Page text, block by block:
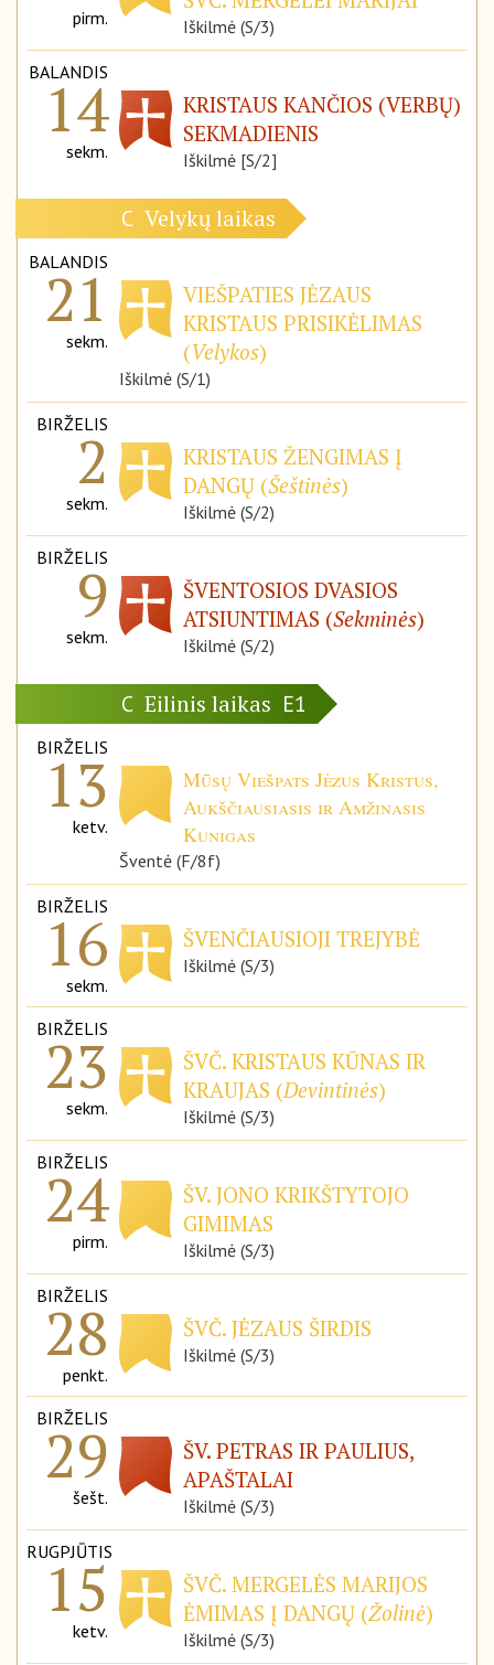
pirm. Iškilmė (S/3)
BALANDIS
14
sekm.
KRISTAUS KANČIOS (VERBŲ)
SEKMADIENIS
Iškilmė [S/2]
C Velykų laikas
BALANDIS
21
sekm.
VIEŠPATIES JĖZAUS
KRISTAUS PRISIKĖLIMAS
(Velykos)
Iškilmė (S/1)
BIRŽELIS
2
sekm.
KRISTAUS ŽENGIMAS Į
DANGŲ (Šeštinės)
Iškilmė (S/2)
BIRŽELIS
9
sekm.
ŠVENTOSIOS DVASIOS
ATSIUNTIMAS (Sekminės)
Iškilmė (S/2)
C Eilinis laikas E1
BIRŽELIS
13
ketv.
Mūsų Viešpats Jėzus Kristus,
Aukščiausiasis ir Amžinasis
Kunigas
Šventė (F/8f)
BIRŽELIS
16
sekm.
ŠVENČIAUSIOJI TREJYBĖ
Iškilmė (S/3)
BIRŽELIS
23
sekm.
ŠVČ. KRISTAUS KŪNAS IR
KRAUJAS (Devintinės)
Iškilmė (S/3)
BIRŽELIS
24
pirm.
ŠV. JONO KRIKŠTYTOJO
GIMIMAS
Iškilmė (S/3)
BIRŽELIS
28
penkt.
ŠVČ. JĖZAUS ŠIRDIS
Iškilmė (S/3)
BIRŽELIS
29
šešt.
ŠV. PETRAS IR PAULIUS,
APAŠTALAI
Iškilmė (S/3)
RUGPJŪTIS
15
ketv.
ŠVČ. MERGELĖS MARIJOS
ĖMIMAS Į DANGŲ (Žolinė)
Iškilmė (S/3)